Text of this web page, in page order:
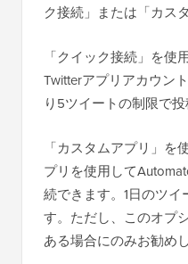
ク接続」または「カス
「クイック接続」を使
Twitterアプリアカウン
り5ツイートの制限で投
「カスタムアプリ」を
プリを使用して
続できます。1日のツイ
す。ただし、このオプ
ある場合にのみお勧めし